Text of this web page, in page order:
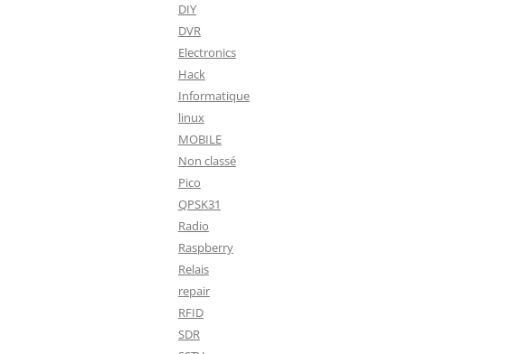
DIY
DVR
Electronics
Hack
Informatique
linux
MOBILE
Non classé
Pico
QPSK31
Radio
Raspberry
Relais
repair
RFID
SDR